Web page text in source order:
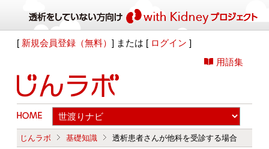
[ 新規会員登録（無料）] または [ ログイン ]
用語集
じんラボ 基礎知識 透析患者さんが他科を受診する場合